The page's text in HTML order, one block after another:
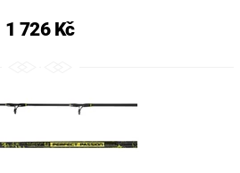
1 726 Kč